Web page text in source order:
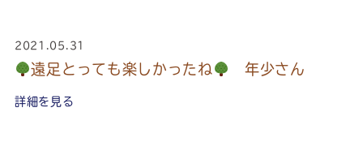
2021.05.31
遠足とっても楽しかったね 年少さん
詳細を見る